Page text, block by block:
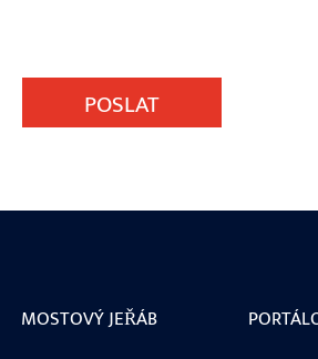
POSLAT
MOSTOVÝ JEŘÁB